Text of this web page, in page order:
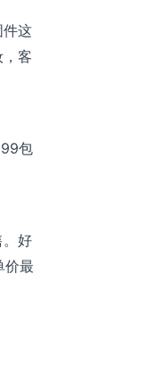
件这
客
包
。好
价最